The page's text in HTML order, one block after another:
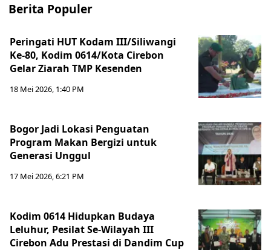
Berita Populer
Peringati HUT Kodam III/Siliwangi
Ke-80, Kodim 0614/Kota Cirebon
Gelar Ziarah TMP Kesenden
18 Mei 2026, 1:40 PM
Bogor Jadi Lokasi Penguatan
Program Makan Bergizi untuk
Generasi Unggul
17 Mei 2026, 6:21 PM
Kodim 0614 Hidupkan Budaya
Leluhur, Pesilat Se-Wilayah III
Cirebon Adu Prestasi di Dandim Cup